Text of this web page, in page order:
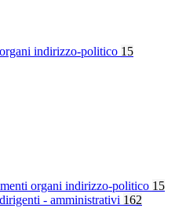
indirizzo-politico 15
organi indirizzo-politico 15
- amministrativi 162